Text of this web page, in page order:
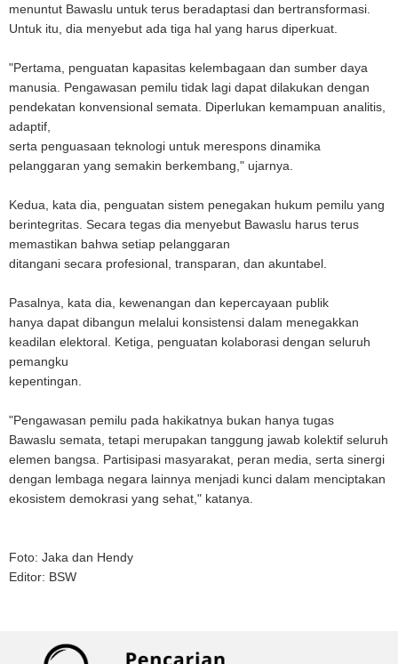
menuntut Bawaslu untuk terus beradaptasi dan bertransformasi.
Untuk itu, dia menyebut ada tiga hal yang harus diperkuat.
"Pertama, penguatan kapasitas kelembagaan dan sumber daya
manusia. Pengawasan pemilu tidak lagi dapat dilakukan dengan
pendekatan konvensional semata. Diperlukan kemampuan analitis,
adaptif,
serta penguasaan teknologi untuk merespons dinamika
pelanggaran yang semakin berkembang," ujarnya.
Kedua, kata dia, penguatan sistem penegakan hukum pemilu yang
berintegritas. Secara tegas dia menyebut Bawaslu harus terus
memastikan bahwa setiap pelanggaran
ditangani secara profesional, transparan, dan akuntabel.
Pasalnya, kata dia, kewenangan dan kepercayaan publik
hanya dapat dibangun melalui konsistensi dalam menegakkan
keadilan elektoral. Ketiga, penguatan kolaborasi dengan seluruh
pemangku
kepentingan.
"Pengawasan pemilu pada hakikatnya bukan hanya tugas
Bawaslu semata, tetapi merupakan tanggung jawab kolektif seluruh
elemen bangsa. Partisipasi masyarakat, peran media, serta sinergi
dengan lembaga negara lainnya menjadi kunci dalam menciptakan
ekosistem demokrasi yang sehat," katanya.
Foto: Jaka dan Hendy
Editor: BSW